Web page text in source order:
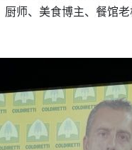
师、美食博主、餐馆